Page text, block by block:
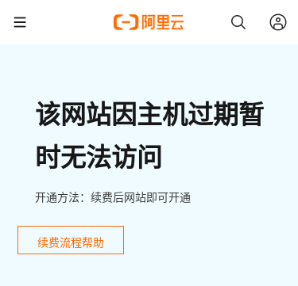
该网站因主机过期暂
时无法访问
开通方法：续费后网站即可开通
续费流程帮助